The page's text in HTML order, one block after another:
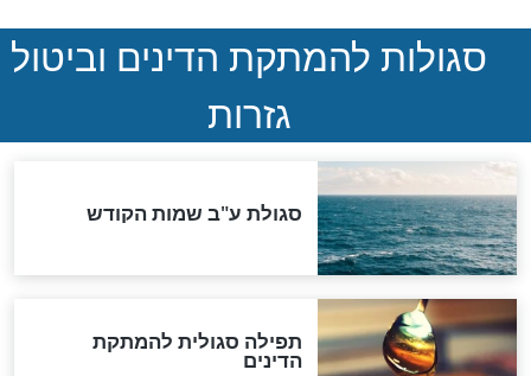
הותר לפרסום: לוחמי מילואים
נהרגו בדרום לבנון
ההסכם החשאי של טראמפ
ואיראן: בלי שקיפות ועם הרבה
סימני שאלה